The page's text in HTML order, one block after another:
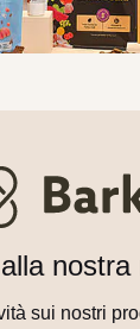
sui nostri